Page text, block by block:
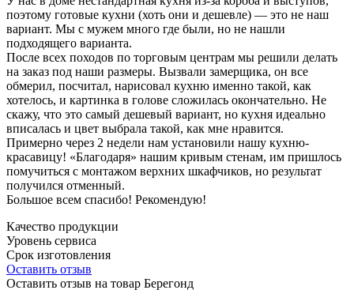
поэтому готовые кухни (хоть они и дешевле) — это не наш
вариант. Мы с мужем много где были, но не нашли
подходящего варианта.
После всех походов по торговым центрам мы решили делать
на заказ под наши размеры. Вызвали замерщика, он все
обмерил, посчитал, нарисовал кухню именно такой, как
хотелось, и картинка в голове сложилась окончательно. Не
скажу, что это самый дешевый вариант, но кухня идеально
вписалась и цвет выбрала такой, как мне нравится.
Примерно через 2 недели нам установили нашу кухню-
красавицу! «Благодаря» нашим кривым стенам, им пришлось
помучиться с монтажом верхних шкафчиков, но результат
получился отменный.
Большое всем спасибо! Рекомендую!
Качество продукции
Уровень сервиса
Срок изготовления
Оставить отзыв
Оставить отзыв на товар Берегонд